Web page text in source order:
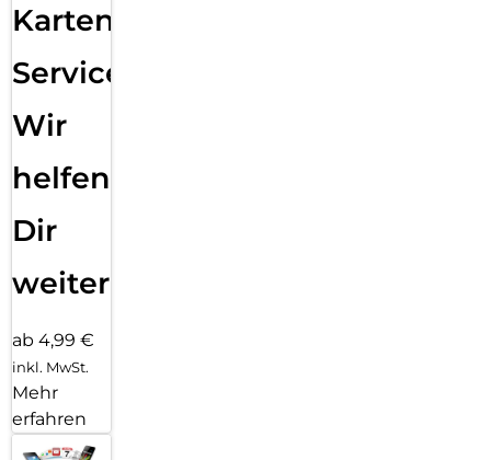
Karten
Service:
Wir
helfen
Dir
weiter
ab 4,99 €
inkl. MwSt.
Mehr
erfahren